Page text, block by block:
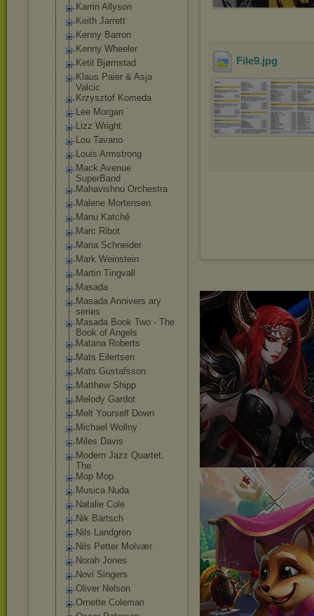
Karrin Allyson
Keith Jarrett
Kenny Barron
Kenny Wheeler
Ketil Bjørnstad
Klaus Paier & Asja
Valcic
Krzysztof Komeda
Lee Morgan
Lizz Wright
Lou Tavano
Louis Armstrong
Mack Avenue
SuperBand
Mahavishnu Orchestra
Malene Mortensen
Manu Katché
Marc Ribot
Maria Schneider
Mark Weinstein
Martin Tingvall
Masada
Masada Annivers ary
series
Masada Book Two - The
Book of Angels
Matana Roberts
Mats Eilertsen
Mats Gustafsson
Matthew Shipp
Melody Gardot
Melt Yourself Down
Michael Wollny
Miles Davis
Modern Jazz Quartet,
The
Mop Mop
Musica Nuda
Natalie Cole
Nik Bärtsch
Nils Landgren
Nils Petter Molvær
Norah Jones
Novi Singers
Oliver Nelson
Ornette Coleman
File9.jpg